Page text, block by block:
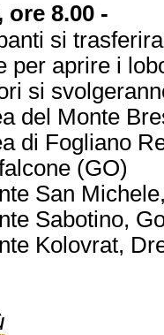
ore 8.00 -
si
per aprire i
si
del Monte
di Fogliano
(GO)
San
Sabotino,
Kolovrat,